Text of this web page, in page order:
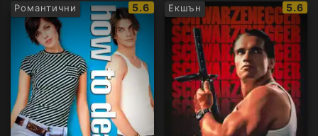
Романтични
IMDb
рейтинг:
5.6 Екшън
IMDb
5.6